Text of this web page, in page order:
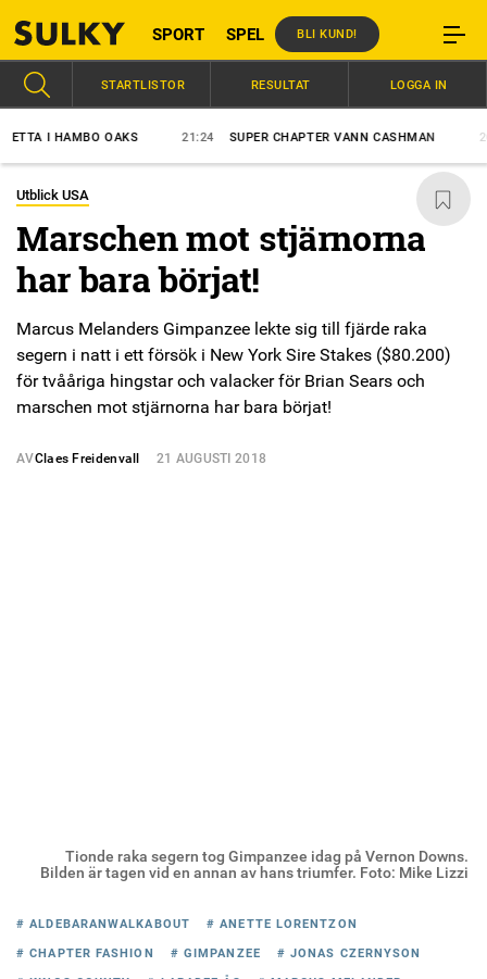
SPORT SPEL BLI KUND!
I HAMBO OAKS SUPER CHAPTER VANN CASHMAN
STARTLISTOR RESULTAT LOGGA IN
Utblick USA
Marschen mot stjärnorna
har bara börjat!
Marcus Melanders Gimpanzee lekte sig till fjärde raka
segern i natt i ett försök i New York Sire Stakes ($80.200)
för tvååriga hingstar och valacker för Brian Sears och
marschen mot stjärnorna har bara börjat!
AVClaes Freidenvall 21 AUGUSTI 2018
Tionde raka segern tog Gimpanzee idag på Vernon Downs.
Bilden är tagen vid en annan av hans triumfer. Foto: Mike Lizzi
# ALDEBARANWALKABOUT # ANETTE LORENTZON
# CHAPTER FASHION # GIMPANZEE # JONAS CZERNYSON